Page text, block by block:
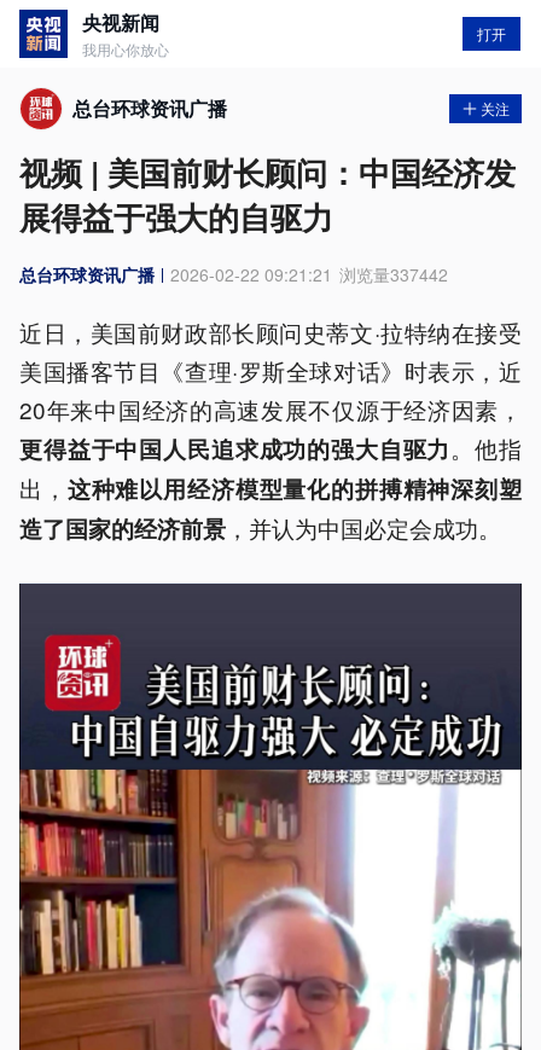
央视新闻
我用心你放心
打开
总台环球资讯广播 关注
视频 | 美国前财长顾问：中国经济发
展得益于强大的自驱力
总台环球资讯广播 2026-02-22 09:21:21 浏览量337442
近日，美国前财政部长顾问史蒂文·拉特纳在接受
美国播客节目《查理·罗斯全球对话》时表示，近
20年来中国经济的高速发展不仅源于经济因素，
更得益于中国人民追求成功的强大自驱力。他指
出， 这种难以用经济模型量化的拼搏精神深刻塑
造了国家的经济前景 ，并认为中国必定会成功。